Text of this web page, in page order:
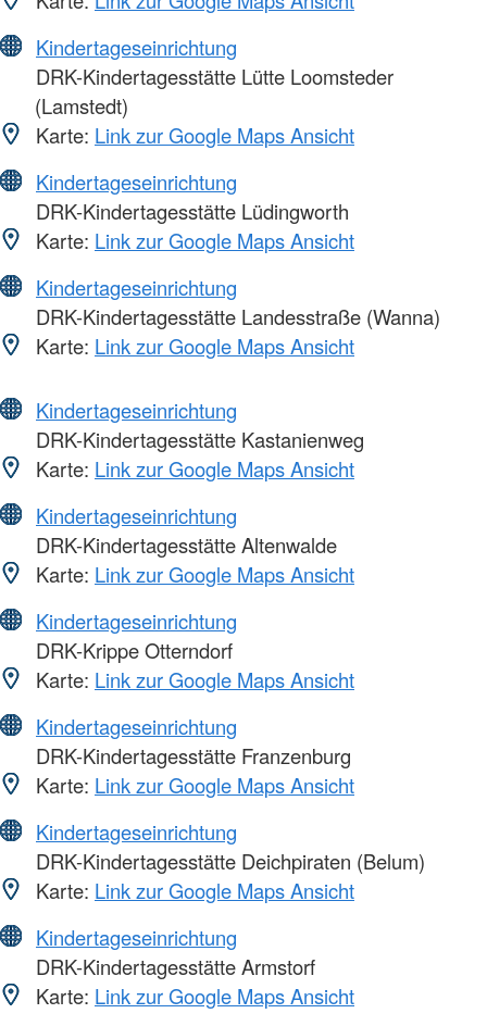
Kindertageseinrichtung
DRK-Kindertagesstätte Lütte Loomsteder
(Lamstedt)
Karte: Link zur Google Maps Ansicht
Kindertageseinrichtung
DRK-Kindertagesstätte Lüdingworth
Karte: Link zur Google Maps Ansicht
Kindertageseinrichtung
DRK-Kindertagesstätte Landesstraße (Wanna)
Karte: Link zur Google Maps Ansicht
Kindertageseinrichtung
DRK-Kindertagesstätte Kastanienweg
Karte: Link zur Google Maps Ansicht
Kindertageseinrichtung
DRK-Kindertagesstätte Altenwalde
Karte: Link zur Google Maps Ansicht
Kindertageseinrichtung
DRK-Krippe Otterndorf
Karte: Link zur Google Maps Ansicht
Kindertageseinrichtung
DRK-Kindertagesstätte Franzenburg
Karte: Link zur Google Maps Ansicht
Kindertageseinrichtung
DRK-Kindertagesstätte Deichpiraten (Belum)
Karte: Link zur Google Maps Ansicht
Kindertageseinrichtung
DRK-Kindertagesstätte Armstorf
Karte: Link zur Google Maps Ansicht